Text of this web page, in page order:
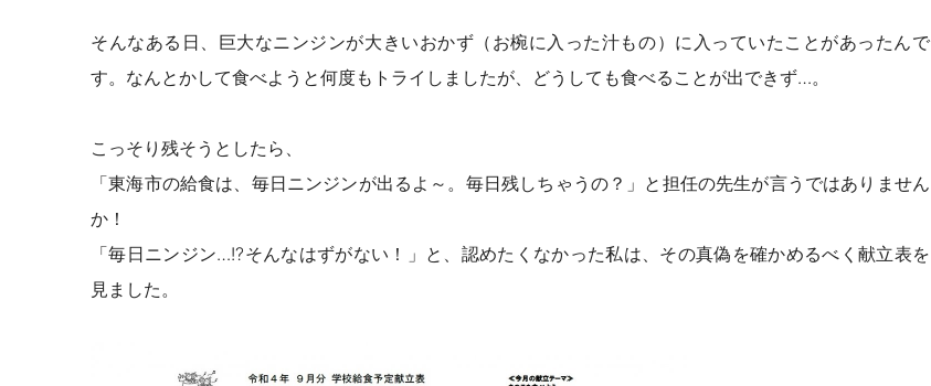
そんなある日、巨大なニンジンが大きいおかず（お椀に入った汁もの）に入っていたことがあったんで
す。なんとかして食べようと何度もトライしましたが、どうしても食べることが出できず…。
こっそり残そうとしたら、
「東海市の給食は、毎日ニンジンが出るよ～。毎日残しちゃうの？」と担任の先生が言うではありません
か！
「毎日ニンジン…!?そんなはずがない！」と、認めたくなかった私は、その真偽を確かめるべく献立表を
見ました。